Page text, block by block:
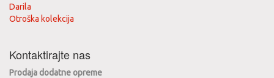
Darila
Otroška kolekcija
Kontaktirajte nas
Prodaja dodatne opreme